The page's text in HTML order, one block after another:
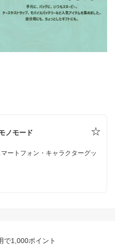
ノモード
ートフォン・キャラクターグッ
で1,000ポイント